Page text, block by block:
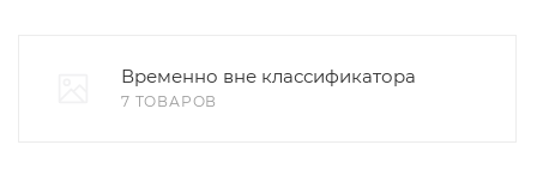
Временно вне классификатора
7 ТОВАРОВ